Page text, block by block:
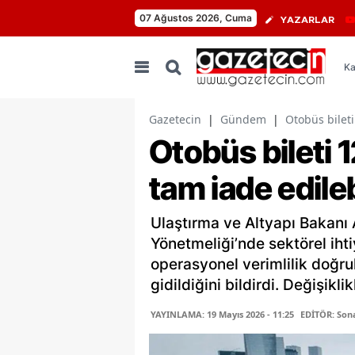
07 Ağustos 2026, Cuma YAZARLAR
Gazetecin | Gündem | Otobüs
Otobüs bileti
tam iade
Ulaştırma ve Altyapı
Yönetmeliği’nde sektörel
operasyonel verimlilik
gidildiğini bildirdi.
YAYINLAMA: 19 Mayıs 2026 - 11:25 EDİTÖR: